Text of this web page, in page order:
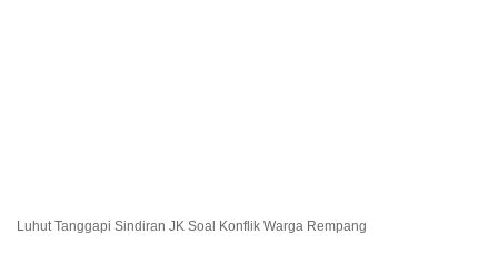
Luhut Tanggapi Sindiran JK Soal Konflik Warga Rempang